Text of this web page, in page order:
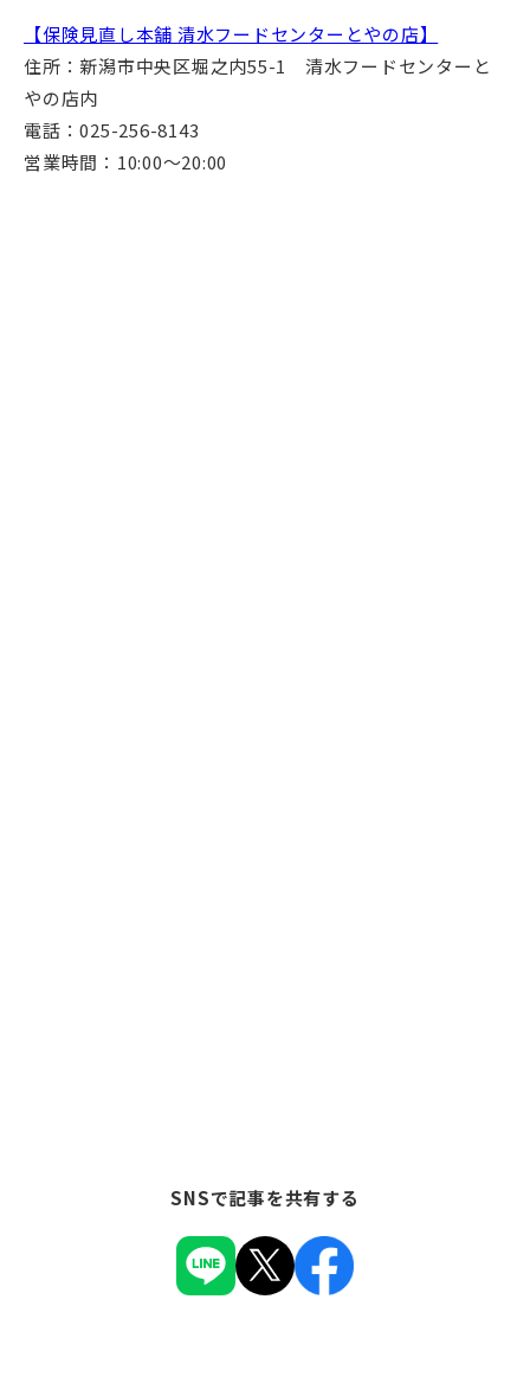
【保険見直し本舗 清水フードセンターとやの店】
住所：新潟市中央区堀之内55-1 清水フードセンターと
やの店内
電話：025-256-8143
営業時間：10:00～20:00
SNSで記事を共有する